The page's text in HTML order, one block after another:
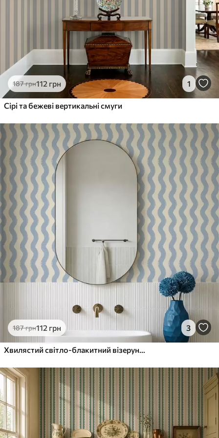
187грн112 грн 1
Сірі та бежеві вертикальні смуги
187грн112 грн 3
Хвилястий світло-блакитний візерунок на світлому тлі